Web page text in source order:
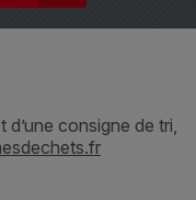
d’une consigne de tri,